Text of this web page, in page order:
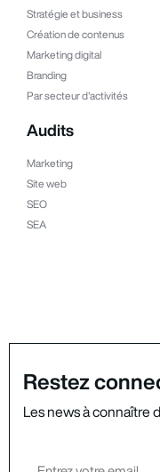
Stratégie et business
Création de contenus
Marketing digital
Branding
Par secteur d'activités
Audits
Marketing
Site web
SEO
SEA
Restez
Les news à connaître